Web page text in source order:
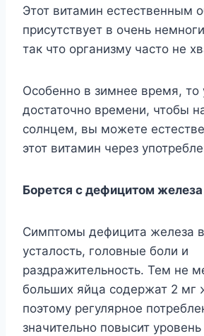
Этот витамин естественным
присутствует в очень
так что организму часто не
Особенно в зимнее время, то
достаточно времени, чтобы
солнцем, вы можете
этот витамин через
Борется с дефицитом железа
Симптомы дефицита железа
усталость, головные боли и
раздражительность. Тем не
больших яйца содержат 2 мг
поэтому регулярное
значительно повысит